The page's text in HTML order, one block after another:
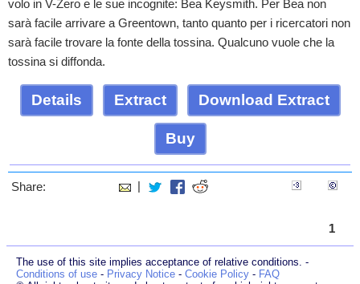
volo in V-Zero e le sue incognite: Bea Keysmith. Per Bea non
sarà facile arrivare a Greentown, tanto quanto per i ricercatori non
sarà facile trovare la fonte della tossina. Qualcuno vuole che la
tossina si diffonda.
Details Extract Download Extract
Buy
Share:
1
The use of this site implies acceptance of relative conditions. -
Conditions of use - Privacy Notice - Cookie Policy - FAQ